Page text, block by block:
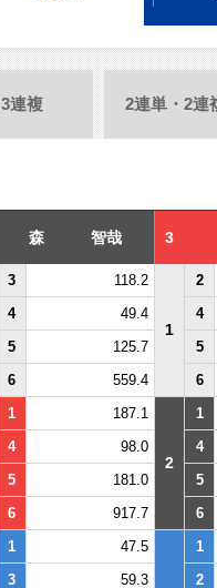
3連複 2連単・2連
森 智哉 3
3 118.2
1
2
4 49.4
4
5 125.7
5
6 559.4 6
1 187.1
2
1
4 98.0
4
5 181.0
5
6 917.7 6
1 47.5
1
3 59.3
2